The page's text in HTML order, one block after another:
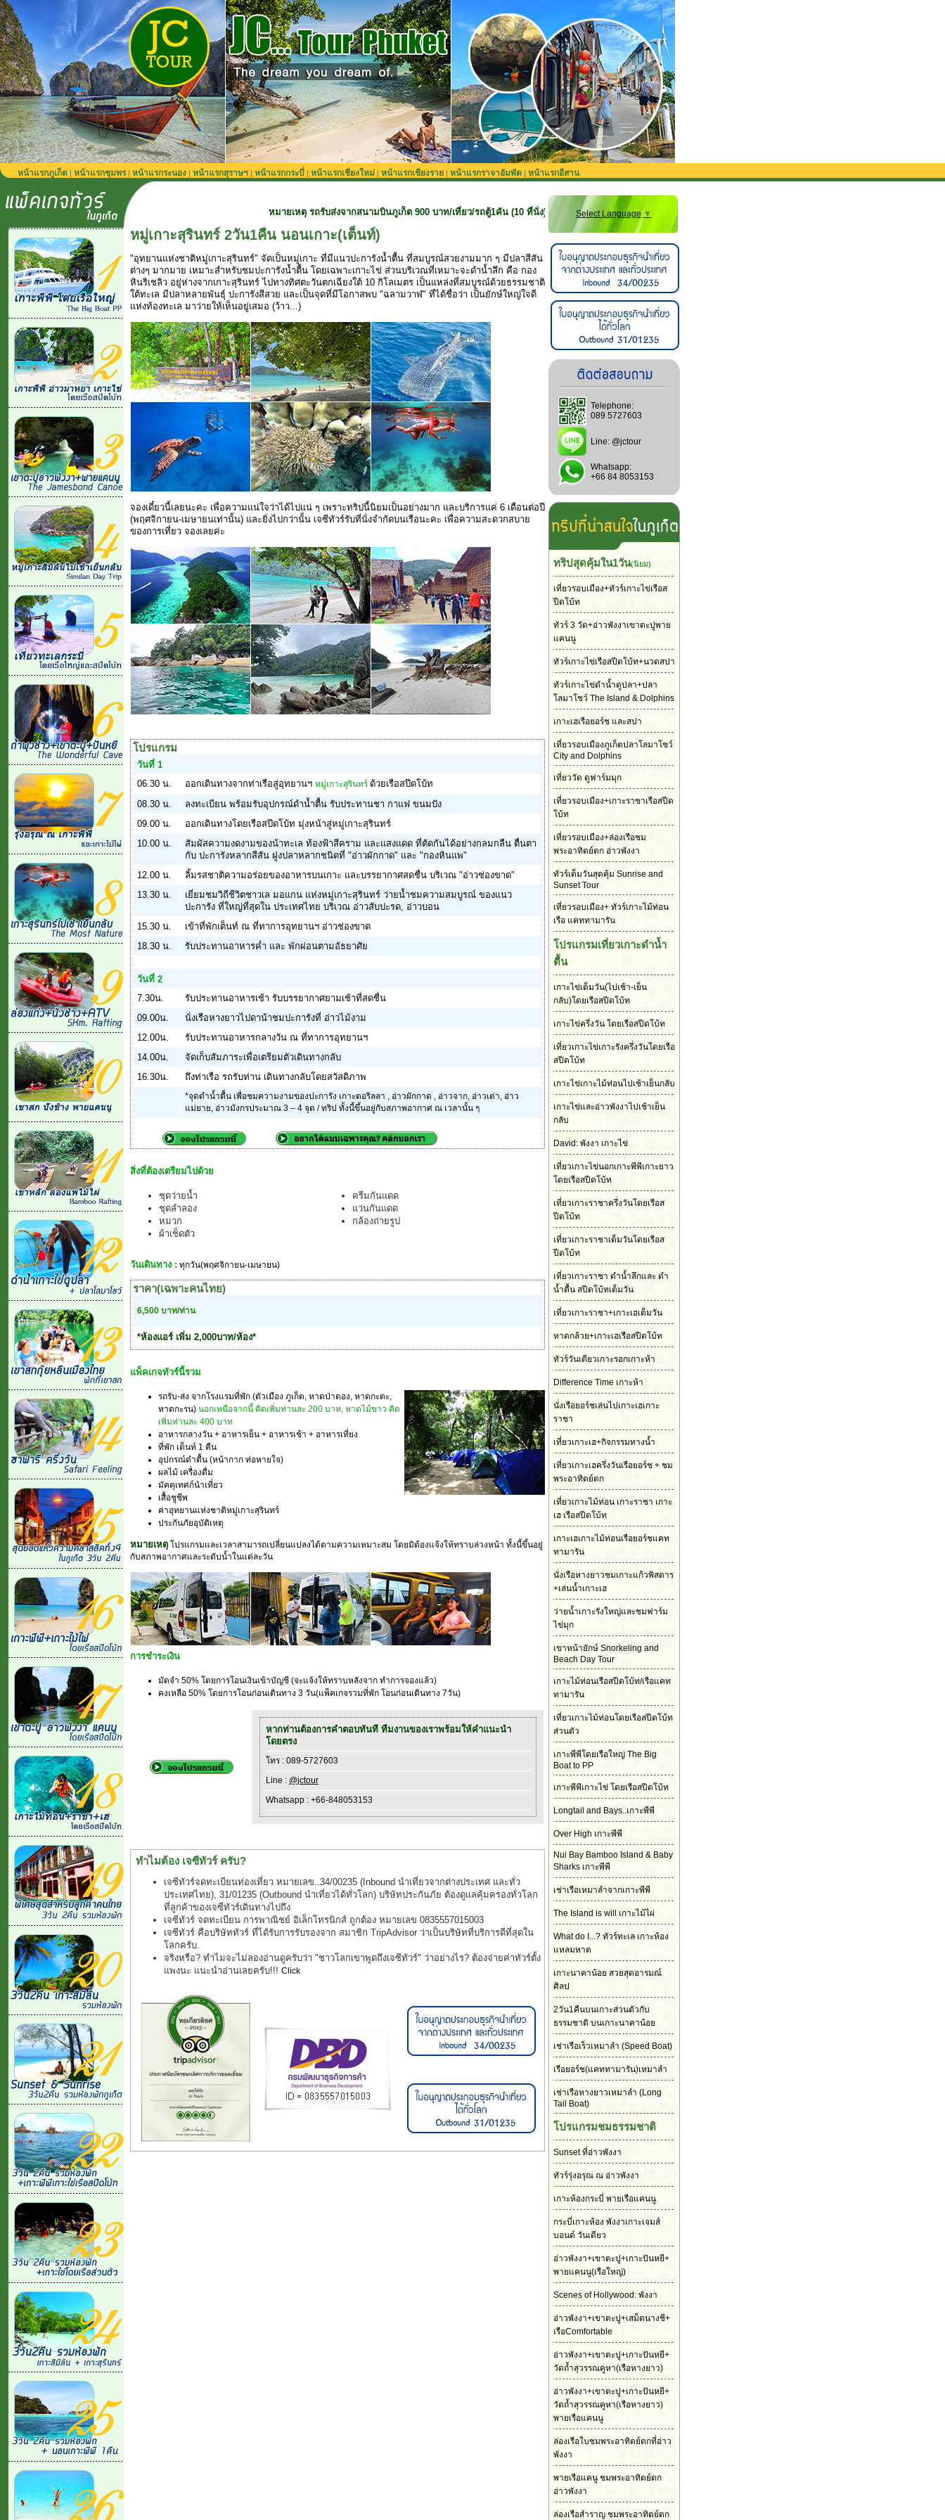
หน้าแรกภูเก็ต | หน้าแรกชุมพร| หน้าแรกระนอง | หน้าแรกสุราษฯ | หน้าแรกกระบี่ | หน้าแรกเชียงใหม่ | หน้าแรกเชียงราย | หน้าแรกราจาอัมพัต | หน้าแรกอีสาน
หมายเหตุ รถรับส่งจากสนามบินภูเก็ต 900 บาท/เที่ยว/รถตู้1คัน (10 ที่นั่ง) **สำหรับลูกค้าจองทริปที่ยังไม่รวมรถรับส่งจากสนามบิน**
หมู่เกาะสุรินทร์ 2วัน1คืน นอนเกาะ(เต็นท์)
"อุทยานแห่งชาติหมู่เกาะสุรินทร์" จัดเป็นหมู่เกาะ ที่มีแนวปะการังน้ำตื้น ที่สมบูรณ์สวยงามมาก ๆ มีปลาสีสัน
ต่างๆ มากมาย เหมาะสำหรับชมปะการังน้ำตื้น โดยเฉพาะเกาะไข่ ส่วนบริเวณที่เหมาะจะดำน้ำลึก คือ กอง
หินริเชลิว อยู่ห่างจากเกาะสุรินทร์ ไปทางทิศตะวันตกเฉียงใต้ 10 กิโลเมตร เป็นแหล่งที่สมบูรณ์ด้วยธรรมชาติ
ใต้ทะเล มีปลาหลายพันธุ์ ปะการังสีสวย และเป็นจุดที่มีโอกาสพบ "ฉลามวาฬ" ที่ได้ชื่อว่า เป็นยักษ์ใหญ่ใจดี
แห่งท้องทะเล มาว่ายให้เห็นอยู่เสมอ (ว้าว...)
จองเดี๋ยวนี้เลยนะคะ เพื่อความแน่ใจว่าได้ไปแน่ ๆ เพราะทริปนี้นิยมเป็นอย่างมาก และบริการแค่ 6 เดือนต่อปี
(พฤศจิกายน-เมษายนเท่านั้น) และยิ่งไปกว่านั้น เจซีทัวร์รับที่นั่งจำกัดบนเรือนะคะ เพื่อความสะดวกสบาย
ของการเที่ยว จองเลยค่ะ
โปรแกรม
วันที่ 1
06.30 น.
ออกเดินทางจากท่าเรือสู่อุทยานฯ หมู่เกาะสุรินทร์ ด้วยเรือสปีดโบ้ท
08.30 น.
ลงทะเบียน พร้อมรับอุปกรณ์ดำน้ำตื้น รับประทานชา กาแฟ ขนมปัง
09.00 น.
ออกเดินทางโดยเรือสปีดโบ้ท มุ่งหน้าสู่หมู่เกาะสุรินทร์
10.00 น.
สัมผัสความงดงามของน้าทะเล ท้องฟ้าสีคราม และแสงแดด ที่ตัดกันได้อย่างกลมกลืน ตื่นตา
กับ ปะการังหลากสีสัน ฝูงปลาหลากชนิดที่ "อ่าวผักกาด" และ "กองหินแพ"
12.00 น.
ลิ้มรสชาติความอร่อยของอาหารบนเกาะ และบรรยากาศสดชื่น บริเวณ "อ่าวช่องขาด"
13.30 น.
เยี่ยมชมวิถีชีวิตชาวเล มอแกน แห่งหมู่เกาะสุรินทร์ ว่ายน้ำชมความสมบูรณ์ ของแนว
ปะการัง ที่ใหญ่ที่สุดใน ประเทศไทย บริเวณ อ่าวสับปะรด, อ่าวบอน
15.30 น.
เข้าที่พักเต็นท์ ณ ที่ทาการอุทยานฯ อ่าวช่องขาด
18.30 น.
รับประทานอาหารค่ำ และ พักผ่อนตามอัธยาศัย
วันที่ 2
7.30น.
รับประทานอาหารเช้า รับบรรยากาศยามเช้าที่สดชื่น
09.00น.
นั่งเรือหางยาวไปดาน้าชมปะการังที่ อ่าวไม้งาม
12.00น.
รับประทานอาหารกลางวัน ณ ที่ทาการอุทยานฯ
14.00น.
จัดเก็บสัมภาระเพื่อเตรียมตัวเดินทางกลับ
16.30น.
ถึงท่าเรือ รถรับท่าน เดินทางกลับโดยสวัสดิภาพ
*จุดดำน้ำตื้น เพื่อชมความงามของปะการัง เกาะตอริลลา , อ่าวผักกาด , อ่าวจาก, อ่าวเต่า, อ่าว
แม่ยาย, อ่าวมังกรประมาณ 3 – 4 จุด / ทริป ทั้งนี้ขึ้นอยู่กับสภาพอากาศ ณ เวลานั้น ๆ
สิ่งที่ต้องเตรียมไปด้วย
ชุดว่ายน้ำ
ชุดลำลอง
หมวก
ผ้าเช็ดตัว
ครีมกันแดด
แว่นกันแดด
กล้องถ่ายรูป
วันเดินทาง : ทุกวัน(พฤศจิกายน-เมษายน)
ราคา(เฉพาะคนไทย)
6,500 บาท/ท่าน
*ห้องแอร์ เพิ่ม 2,000บาท/ห้อง*
แพ็คเกจทัวร์นี้รวม
รถรับ-ส่ง จากโรงแรมที่พัก (ตัวเมือง ภูเก็ต, หาดป่าตอง, หาดกะตะ,
หาดกะรน) นอกเหนือจากนี้ คิดเพิ่มท่านละ 200 บาท, หาดไม้ขาว คิด
เพิ่มท่านละ 400 บาท
อาหารกลางวัน + อาหารเย็น + อาหารเช้า + อาหารเที่ยง
ที่พัก เต็นท์ 1 คืน
อุปกรณ์ดำตื้น (หน้ากาก ท่อหายใจ)
ผลไม้ เครื่องดื่ม
มัคคุเทศก์นำเที่ยว
เสื้อชูชีพ
ค่าอุทยานแห่งชาติหมู่เกาะสุรินทร์
ประกันภัยอุบัติเหตุ
หมายเหตุ โปรแกรมและเวลาสามารถเปลี่ยนแปลงได้ตามความเหมาะสม โดยมิต้องแจ้งให้ทราบล่วงหน้า ทั้งนี้ขึ้นอยู่
กับสภาพอากาศและระดับน้ำในแต่ละวัน
การชำระเงิน
มัดจำ 50% โดยการโอนเงินเข้าบัญชี (จะแจ้งให้ทราบหลังจาก ทำการจองแล้ว)
คงเหลือ 50% โดยการโอนก่อนเดินทาง 3 วัน(แพ็คเกจรวมที่พัก โอนก่อนเดินทาง 7วัน)
หากท่านต้องการคำตอบทันที ทีมงานของเราพร้อมให้คำแนะนำ
โดยตรง
โทร : 089-5727603
Line : @jctour
Whatsapp : +66-848053153
ทำไมต้อง เจซีทัวร์ ครับ?
เจซีทัวร์จดทะเบียนท่องเที่ยว หมายเลข..34/00235 (Inbound นำเที่ยวจากต่างประเทศ และทั่ว
ประเทศไทย), 31/01235 (Outbound นำเที่ยวได้ทั่วโลก) บริษัทประกันภัย ต้องดูแลคุ้มครองทั่วโลก
ที่ลูกค้าของเจซีทัวร์เดินทางไปถึง
เจซีทัวร์ จดทะเบียน การพาณิชย์ อิเล็กโทรนิกส์ ถูกต้อง หมายเลข 0835557015003
เจซีทัวร์ คือบริษัททัวร์ ที่ได้รับการรับรองจาก สมาชิก TripAdvisor ว่าเป็นบริษัทที่บริการดีที่สุดใน
โลกครับ.
จริงหรือ? ทำไมจะไม่ลองอ่านดูครับว่า "ชาวโลกเขาพูดถึงเจซีทัวร์" ว่าอย่างไร? ต้องจ่ายค่าทัวร์ตั้ง
แพงนะ แนะนำอ่านเลยครับ!!! Click
Select Language ▼
Telephone:
089 5727603
Line: @jctour
Whatsapp:
+66 84 8053153
ทริปสุดคุ้มใน1วัน(นิยม)
เที่ยวรอบเมือง+ทัวร์เกาะไข่เรือส
ปีดโบ้ท
ทัวร์ 3 วัด+อ่าวพังงาเขาตะปูพาย
แคนนู
ทัวร์เกาะไข่เรือสปีดโบ้ท+นวดสปา
ทัวร์เกาะไข่ดำน้ำดูปลา+ปลา
โลมาโชว์ The Island & Dolphins
เกาะเฮเรือยอร์ช และสปา
เที่ยวรอบเมืองภูเก็ตปลาโลมาโชว์
City and Dolphins
เที่ยววัด ดูฟาร์มมุก
เที่ยวรอบเมือง+เกาะราชาเรือสปีด
โบ้ท
เที่ยวรอบเมือง+ล่องเรือชม
พระอาทิตย์ตก อ่าวพังงา
ทัวร์เต็มวันสุดคุ้ม Sunrise and
Sunset Tour
เที่ยวรอบเมือง+ ทัวร์เกาะไม้ท่อน
เรือ แคททามารัน
โปรแกรมเที่ยวเกาะดำน้ำ
ตื้น
เกาะไข่เต็มวัน(ไปเช้า-เย็น
กลับ)โดยเรือสปีดโบ้ท
เกาะไข่ครึ่งวัน โดยเรือสปีดโบ้ท
เที่ยวเกาะไข่เกาะรังครึ่งวันโดยเรือ
สปีดโบ้ท
เกาะไข่เกาะไม้ท่อนไปเช้าเย็นกลับ
เกาะไข่และอ่าวพังงาไปเช้าเย็น
กลับ
David: พังงา เกาะไข่
เที่ยวเกาะไข่นอกเกาะพีพีเกาะยาว
โดยเรือสปีดโบ้ท
เที่ยวเกาะราชาครึ่งวันโดยเรือส
ปีดโบ้ท
เที่ยวเกาะราชาเต็มวันโดยเรือส
ปีดโบ้ท
เที่ยวเกาะราชา ดำน้ำลึกและ ดำ
น้ำตื้น สปีดโบ้ทเต็มวัน
เที่ยวเกาะราชา+เกาะเฮเต็มวัน
หาดกล้วย+เกาะเฮเรือสปีดโบ้ท
ทัวร์วันเดียวเกาะรอกเกาะห้า
Difference Time เกาะห้า
นั่งเรือยอร์ชเล่นไปเกาะเฮเกาะ
ราชา
เที่ยวเกาะเฮ+กิจกรรมทางน้ำ
เที่ยวเกาะเฮครึ่งวันเรือยอร์ช + ชม
พระอาทิตย์ตก
เที่ยวเกาะไม้ท่อน เกาะราชา เกาะ
เฮ เรือสปีดโบ้ท
เกาะเฮเกาะไม้ท่อนเรือยอร์ชแคท
ทามารัน
นั่งเรือหางยาวชมเกาะแก้วพิสดาร
+เล่นน้ำเกาะเฮ
ว่ายน้ำเกาะรังใหญ่และชมฟาร์ม
ไข่มุก
เขาหน้ายักษ์ Snorkeling and
Beach Day Tour
เกาะไม้ท่อนเรือสปีดโบ้ท/เรือแคท
ทามารัน
เที่ยวเกาะไม้ท่อนโดยเรือสปีดโบ้ท
ส่วนตัว
เกาะพีพีโดยเรือใหญ่ The Big
Boat to PP
เกาะพีพีเกาะไข่ โดยเรือสปีดโบ้ท
Longtail and Bays..เกาะพีพี
Over High เกาะพีพี
Nui Bay Bamboo Island & Baby
Sharks เกาะพีพี
เช่าเรือเหมาลำจากเกาะพีพี
The Island is will เกาะไม้ไผ่
What do I...? ทัวร์ทะเล เกาะห้อง
แหลมหาด
เกาะนาคาน้อย สวยสุดอารมณ์
ศิลป
2วัน1คืนบนเกาะส่วนตัวกับ
ธรรมชาติ บนเกาะนาคาน้อย
เช่าเรือเร็วเหมาลำ (Speed Boat)
เรือยอร์ช(แคททามารัน)เหมาลำ
เช่าเรือหางยาวเหมาลำ (Long
Tail Boat)
โปรแกรมชมธรรมชาติ
Sunset ที่อ่าวพังงา
ทัวร์รุ่งอรุณ ณ อ่าวพังงา
เกาะห้องกระบี่ พายเรือแคนนู
กระบี่เกาะห้อง พังงาเกาะเจมส์
บอนด์ วันเดียว
อ่าวพังงา+เขาตะปู+เกาะปันหยี+
พายแคนนู(เรือใหญ่)
Scenes of Hollywood: พังงา
อ่าวพังงา+เขาตะปู+เสม็ดนางชี+
เรือComfortable
อ่าวพังงา+เขาตะปู+เกาะปันหยี+
วัดถ้ำสุวรรณคูหา(เรือหางยาว)
อ่าวพังงา+เขาตะปู+เกาะปันหยี+
วัดถ้ำสุวรรณคูหา(เรือหางยาว)
พายเรือแคนนู
ล่องเรือใบชมพระอาทิตย์ตกที่อ่าว
พังงา
พายเรือแคนู ชมพระอาทิตย์ตก
อ่าวพังงา
ล่องเรือสำราญ ชมพระอาทิตย์ตก